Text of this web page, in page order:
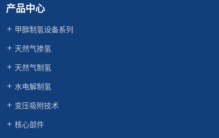
产品中心
甲醇制氢设备系列
天然气掺氢
天然气制氢
水电解制氢
变压吸附技术
核心部件